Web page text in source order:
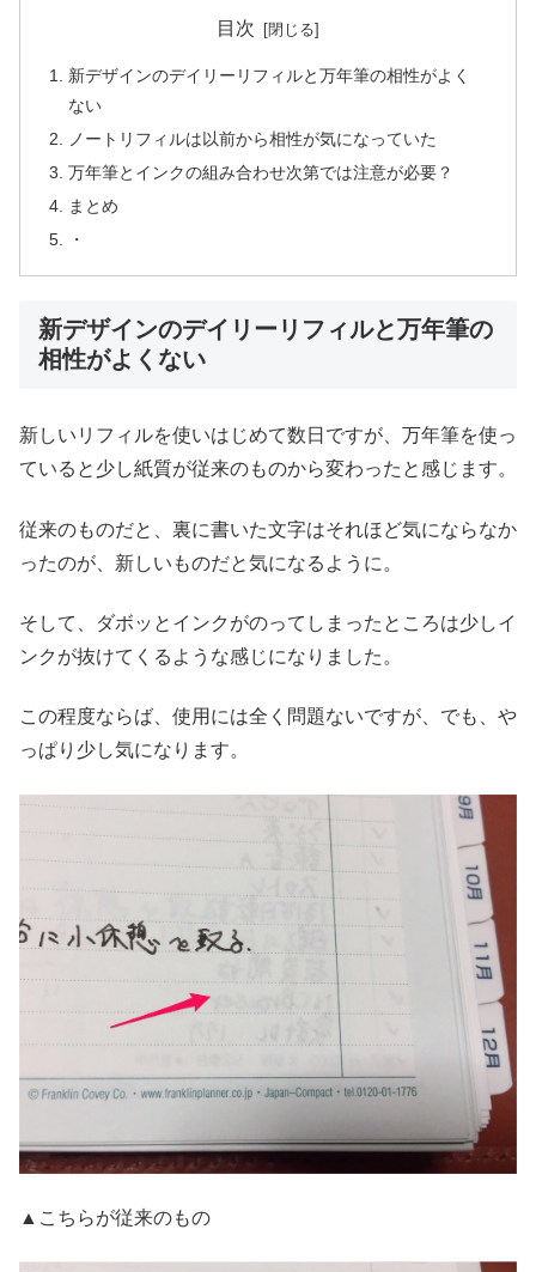
目次
新デザインのデイリーリフィルと万年筆の相性がよく
ない
ノートリフィルは以前から相性が気になっていた
万年筆とインクの組み合わせ次第では注意が必要？
まとめ
・
新デザインのデイリーリフィルと万年筆の
相性がよくない
新しいリフィルを使いはじめて数日ですが、万年筆を使っ
ていると少し紙質が従来のものから変わったと感じます。
従来のものだと、裏に書いた文字はそれほど気にならなか
ったのが、新しいものだと気になるように。
そして、ダボッとインクがのってしまったところは少しイ
ンクが抜けてくるような感じになりました。
この程度ならば、使用には全く問題ないですが、でも、や
っぱり少し気になります。
▲こちらが従来のもの